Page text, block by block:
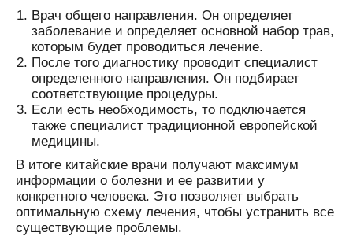
Врач общего направления. Он определяет
заболевание и определяет основной набор трав,
которым будет проводиться лечение.
После того диагностику проводит специалист
определенного направления. Он подбирает
соответствующие процедуры.
Если есть необходимость, то подключается
также специалист традиционной европейской
медицины.
В итоге китайские врачи получают максимум
информации о болезни и ее развитии у
конкретного человека. Это позволяет выбрать
оптимальную схему лечения, чтобы устранить все
существующие проблемы.